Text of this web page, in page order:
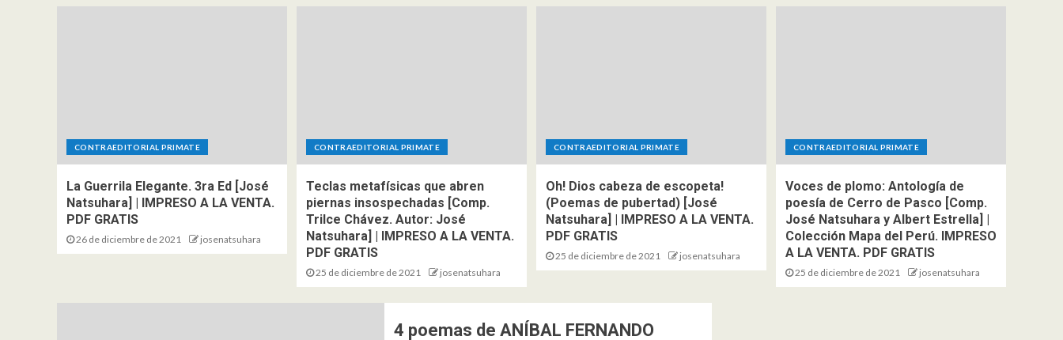
El lomo del mundo: tortugas en la
literatura y la cultura pop | F es de
Fantástico #35
17 de octubre de 2025 josenatsuhara
CONTRAEDITORIAL PRIMATE
La Guerrila Elegante. 3ra Ed [José
Natsuhara] | IMPRESO A LA VENTA.
PDF GRATIS
26 de diciembre de 2021 josenatsuhara
CONTRAEDITORIAL PRIMATE
Teclas metafísicas que abren
piernas insospechadas [Comp.
Trilce Chávez. Autor: José
Natsuhara] | IMPRESO A LA VENTA.
PDF GRATIS
25 de diciembre de 2021 josenatsuhara
CONTRAEDITORIAL PRIMATE
Oh! Dios cabeza de escopeta!
(Poemas de pubertad) [José
Natsuhara] | IMPRESO A LA VENTA.
PDF GRATIS
25 de diciembre de 2021 josenatsuhara
CONTRAEDITORIAL PRIMATE
Voces de plomo: Antología de
poesía de Cerro de Pasco [Comp.
José Natsuhara y Albert Estrella] |
Colección Mapa del Perú. IMPRESO
A LA VENTA. PDF GRATIS
25 de diciembre de 2021 josenatsuhara
4 poemas de ANÍBAL FERNANDO